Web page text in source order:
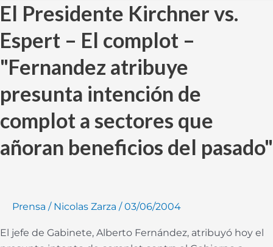
El Presidente Kirchner vs.
Espert – El complot –
"Fernandez atribuye
presunta intención de
complot a sectores que
añoran beneficios del pasado"
Prensa / Nicolas Zarza /03/06/2004
El jefe de Gabinete, Alberto Fernández, atribuyó hoy el
El
Presidente
Kirchner
Espert
El
complot
"Fernandez
complot
a